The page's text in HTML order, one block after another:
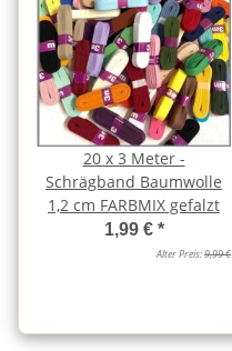
20 x 3 Meter -
Schrägband Baumwolle
1,2 cm FARBMIX gefalzt
1,99 € *
Alter Preis:9,99 €